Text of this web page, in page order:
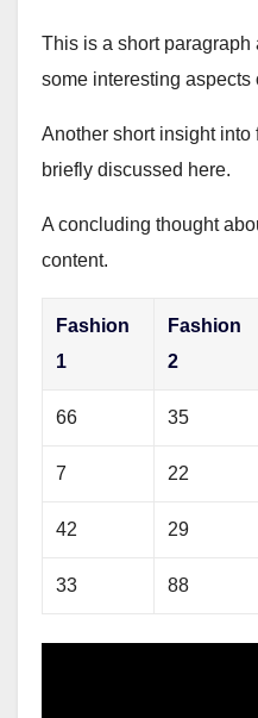
This is a short paragraph
some interesting aspects
Another short insight
briefly discussed here.
A concluding thought
content.
Fashion
1
Fashion
2
66 35
7 22
42 29
33 88